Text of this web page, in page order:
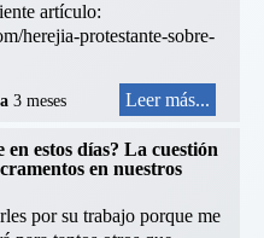
artículo:
herejia-protestante-sobre-
3 meses Leer más...
estos días? La cuestión
en nuestros
por su trabajo porque me